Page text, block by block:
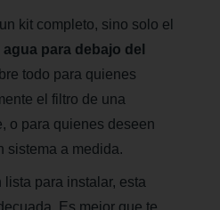
kit completo, sino solo el
para debajo del
todo para quienes
el filtro de una
o para quienes deseen
sistema a medida.
lista para instalar, esta
Es mejor que te